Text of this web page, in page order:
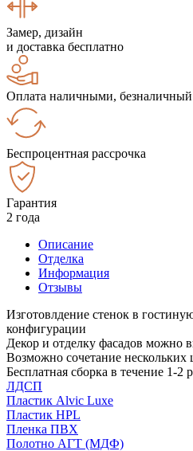
Замер, дизайн
и доставка бесплатно
Оплата наличными, безналичный
Беспроцентная рассрочка
Гарантия
2 года
Описание
Отделка
Информация
Отзывы
Изготовлдение стенок в
конфигурации
Декор и отделку фасадов можно
Возможно сочетание нескольких
Бесплатная сборка в течение 1-2
ЛДСП
Пластик Alvic Luxe
Пластик HPL
Пленка ПВХ
Полотно АГТ (МДФ)